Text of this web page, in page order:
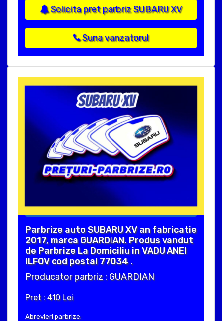
Solicita pret parbriz SUBARU XV
Suna vanzatorul
Parbrize auto SUBARU XV an fabricatie
2017, marca GUARDIAN. Produs vandut
de Parbrize La Domiciliu in VADU ANEI
ILFOV cod postal 77034 .
Producator parbriz : GUARDIAN
Pret : 410 Lei
Abrevieri parbrize: